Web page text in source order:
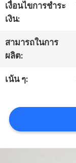
ติดต่อ
เรา
ขอ
ใบ
เสนอ
ราคา
เงื่อนไขการชำระ
เงิน:
สามารถในการ
ผลิต:
เน้น ๆ: